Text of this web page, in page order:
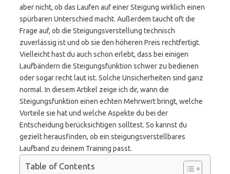
aber nicht, ob das Laufen auf einer Steigung wirklich einen
spürbaren Unterschied macht. Außerdem taucht oft die
Frage auf, ob die Steigungsverstellung technisch
zuverlässig ist und ob sie den höheren Preis rechtfertigt.
Vielleicht hast du auch schon erlebt, dass bei einigen
Laufbändern die Steigungsfunktion schwer zu bedienen
oder sogar recht laut ist. Solche Unsicherheiten sind ganz
normal. In diesem Artikel zeige ich dir, wann die
Steigungsfunktion einen echten Mehrwert bringt, welche
Vorteile sie hat und welche Aspekte du bei der
Entscheidung berücksichtigen solltest. So kannst du
gezielt herausfinden, ob ein steigungsverstellbares
Laufband zu deinem Training passt.
Table of Contents